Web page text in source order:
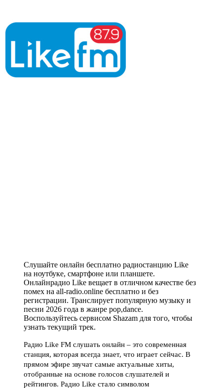
Слушайте онлайн бесплатно радиостанцию Like
на ноутбуке, смартфоне или планшете.
Онлайнрадио Like вещает в отличном качестве без
помех на all-radio.online бесплатно и без
регистрации. Транслирует популярную музыку и
песни 2026 года в жанре pop,dance.
Воспользуйтесь сервисом Shazam для того, чтобы
узнать текущий трек.
Радио Like FM слушать онлайн – это современная
станция, которая всегда знает, что играет сейчас. В
прямом эфире звучат самые актуальные хиты,
отобранные на основе голосов слушателей и
рейтингов. Радио Like стало символом